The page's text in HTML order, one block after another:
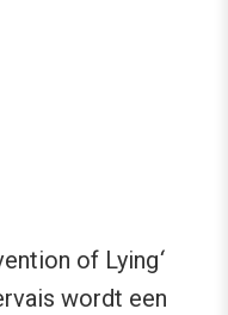
of Lying‘
wordt een